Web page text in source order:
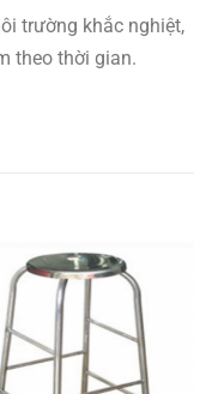
trường khắc nghiệt,
theo thời gian.